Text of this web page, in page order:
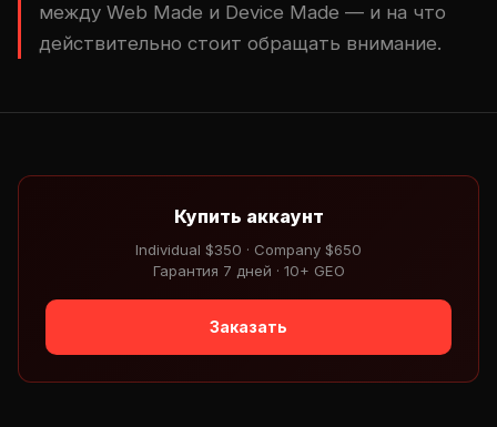
между Web Made и Device Made — и на что
действительно стоит обращать внимание.
Купить аккаунт
Individual $350 · Company $650
Гарантия 7 дней · 10+ GEO
Заказать